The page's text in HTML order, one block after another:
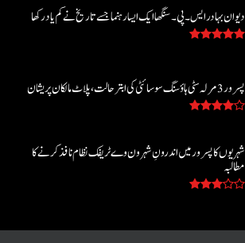
دیوان بہادر ایس۔ پی۔ سنگھا ایک ایسا رہنما جسے تاریخ نے کم یاد رکھا
پسرور 3 مرلہ سٹی ہاؤسنگ سوسائٹی کی ابتر حالت، پلاٹ مالکان پریشان
شہریوں کا پسرور میں اندرونِ شہر ون وے ٹریفک نظام نافذ کرنے کا
مطالبہ